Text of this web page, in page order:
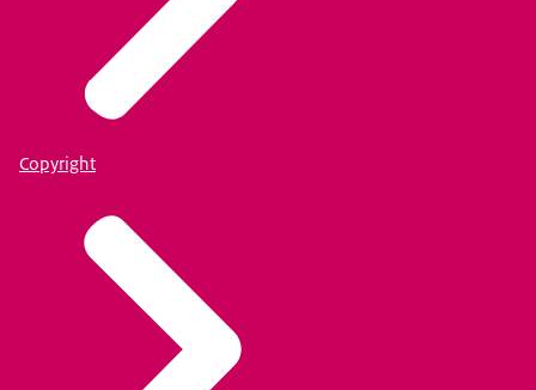
Copyright